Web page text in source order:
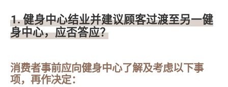
1. 健身中心结业并建议顾客过渡至另一健
身中心，应否答应？
消费者事前应向健身中心了解及考虑以下事
项，再作决定：